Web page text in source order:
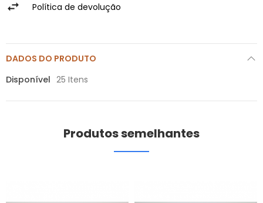
Política de devolução
DADOS DO PRODUTO
Disponível 25 Itens
Produtos semelhantes